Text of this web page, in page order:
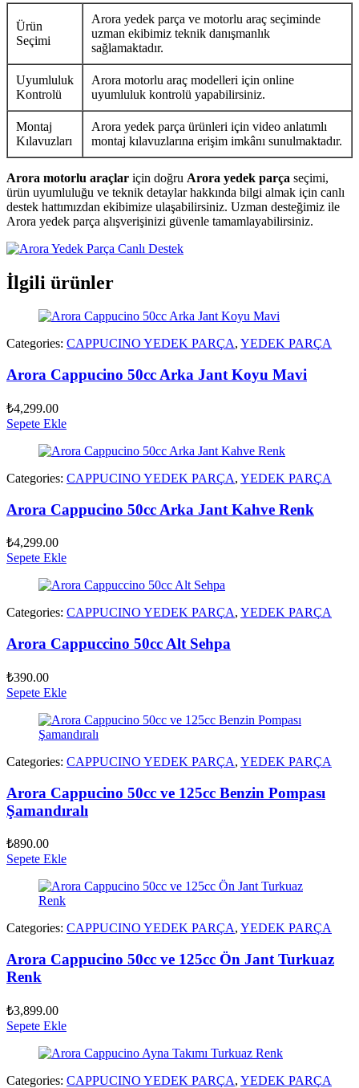
Ürün
Seçimi
Arora yedek parça ve motorlu araç seçiminde
uzman ekibimiz teknik danışmanlık
sağlamaktadır.
Uyumluluk
Kontrolü
Arora motorlu araç modelleri için online
uyumluluk kontrolü yapabilirsiniz.
Montaj
Kılavuzları
Arora yedek parça ürünleri için video anlatımlı
montaj kılavuzlarına erişim imkânı sunulmaktadır.
Arora motorlu araçlar için doğru Arora yedek parça seçimi,
ürün uyumluluğu ve teknik detaylar hakkında bilgi almak için canlı
destek hattımızdan ekibimize ulaşabilirsiniz. Uzman desteğimiz ile
Arora yedek parça alışverişinizi güvenle tamamlayabilirsiniz.
İlgili ürünler
Categories: CAPPUCINO YEDEK PARÇA, YEDEK PARÇA
Arora Cappucino 50cc Arka Jant Koyu Mavi
₺4,299.00
Sepete Ekle
Categories: CAPPUCINO YEDEK PARÇA, YEDEK PARÇA
Arora Cappucino 50cc Arka Jant Kahve Renk
₺4,299.00
Sepete Ekle
Categories: CAPPUCINO YEDEK PARÇA, YEDEK PARÇA
Arora Cappuccino 50cc Alt Sehpa
₺390.00
Sepete Ekle
Categories: CAPPUCINO YEDEK PARÇA, YEDEK PARÇA
Arora Cappucino 50cc ve 125cc Benzin Pompası
Şamandıralı
₺890.00
Sepete Ekle
Categories: CAPPUCINO YEDEK PARÇA, YEDEK PARÇA
Arora Cappucino 50cc ve 125cc Ön Jant Turkuaz
Renk
₺3,899.00
Sepete Ekle
Categories: CAPPUCINO YEDEK PARÇA, YEDEK PARÇA